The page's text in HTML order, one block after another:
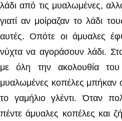
λάδι από τις μυαλωμένες,
γιατί αν μοίραζαν το λάδι
αυτές. Οπότε οι άμυαλες
νύχτα να αγοράσουν λάδι.
με όλη την ακολουθία
μυαλωμένες κοπέλες μπήκαν
το γαμήλιο γλέντι. Όταν
πέντε άμυαλες κοπέλες και